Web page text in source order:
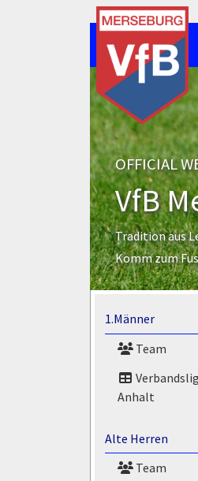
OFFICIAL
VfB
Tradition aus
Komm zum
1.Männer
Team
Anhalt
Alte Herren
Team